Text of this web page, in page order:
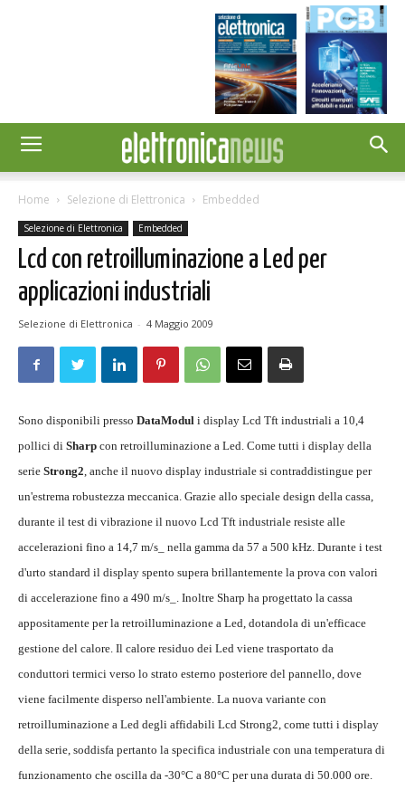
Home Selezione di Elettronica Embedded
Selezione di Elettronica Embedded
Lcd con retroilluminazione a Led per
applicazioni industriali
Selezione di Elettronica - 4 Maggio 2009
Sono disponibili presso DataModul i display Lcd Tft industriali a 10,4
pollici di Sharp con retroilluminazione a Led. Come tutti i display della
serie Strong2, anche il nuovo display industriale si contraddistingue per
un'estrema robustezza meccanica. Grazie allo speciale design della cassa,
durante il test di vibrazione il nuovo Lcd Tft industriale resiste alle
accelerazioni fino a 14,7 m/s_ nella gamma da 57 a 500 kHz. Durante i test
d'urto standard il display spento supera brillantemente la prova con valori
di accelerazione fino a 490 m/s_. Inoltre Sharp ha progettato la cassa
appositamente per la retroilluminazione a Led, dotandola di un'efficace
gestione del calore. Il calore residuo dei Led viene trasportato da
conduttori termici verso lo strato esterno posteriore del pannello, dove
viene facilmente disperso nell'ambiente. La nuova variante con
retroilluminazione a Led degli affidabili Lcd Strong2, come tutti i display
della serie, soddisfa pertanto la specifica industriale con una temperatura di
funzionamento che oscilla da -30°C a 80°C per una durata di 50.000 ore.